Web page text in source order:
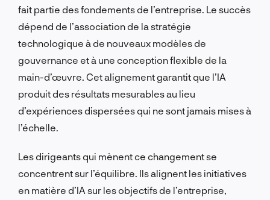
fait partie des fondements de l’entreprise. Le succès
dépend de l’association de la stratégie
technologique à de nouveaux modèles de
gouvernance et à une conception flexible de la
main-d’œuvre. Cet alignement garantit que l’IA
produit des résultats mesurables au lieu
d’expériences dispersées qui ne sont jamais mises à
l’échelle.
Les dirigeants qui mènent ce changement se
concentrent sur l’équilibre. Ils alignent les initiatives
en matière d’IA sur les objectifs de l’entreprise,